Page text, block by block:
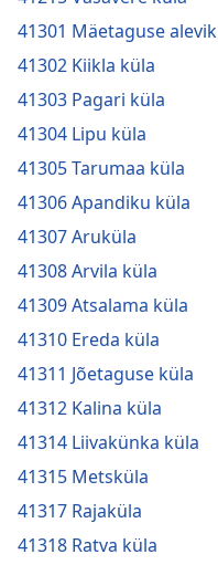
41301 Mäetaguse alevik
41302 Kiikla küla
41303 Pagari küla
41304 Lipu küla
41305 Tarumaa küla
41306 Apandiku küla
41307 Aruküla
41308 Arvila küla
41309 Atsalama küla
41310 Ereda küla
41311 Jõetaguse küla
41312 Kalina küla
41314 Liivakünka küla
41315 Metsküla
41317 Rajaküla
41318 Ratva küla